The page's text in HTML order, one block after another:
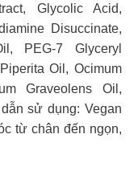
Glycolic Acid,
Disuccinate,
PEG-7 Glyceryl
Oil, Ocimum
Graveolens Oil,
sử dụng: Vegan
từ chân đến ngọn,